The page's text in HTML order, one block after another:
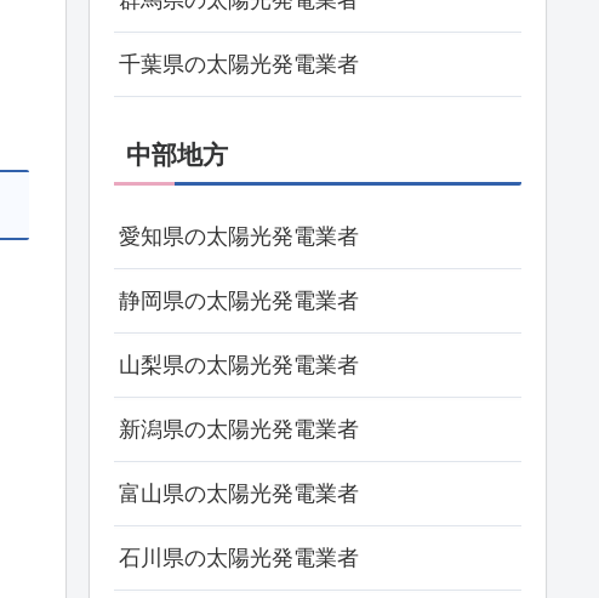
千葉県の太陽光発電業者
中部地方
愛知県の太陽光発電業者
静岡県の太陽光発電業者
山梨県の太陽光発電業者
新潟県の太陽光発電業者
富山県の太陽光発電業者
石川県の太陽光発電業者